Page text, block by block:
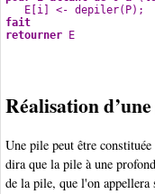
   E[i] <- depiler(P);
fait
retourner E
Réalisation
Une pile peut être
dira que la pile à une
de la pile, que l'on